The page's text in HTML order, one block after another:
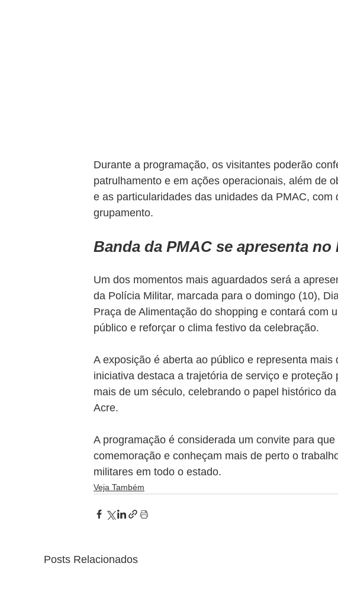
Durante a programação, os visitantes poderão
patrulhamento e em ações operacionais, além de
e as particularidades das unidades da PMAC,
grupamento.
Banda da PMAC se apresenta no
Um dos momentos mais aguardados será a
da Polícia Militar, marcada para o domingo (10),
Praça de Alimentação do shopping e contará com
público e reforçar o clima festivo da celebração.
A exposição é aberta ao público e representa
iniciativa destaca a trajetória de serviço e
mais de um século, celebrando o papel histórico
Acre.
A programação é considerada um convite para
comemoração e conheçam mais de perto o
militares em todo o estado.
Veja Também
Posts Relacionados